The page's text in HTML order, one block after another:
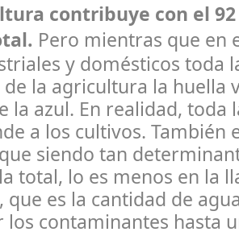
contribuye con el
Pero mientras que en
y domésticos toda
de la agricultura la huella
la azul. En realidad, toda
a los cultivos. También
siendo tan
total, lo es menos en la
que es la cantidad de
los contaminantes hasta